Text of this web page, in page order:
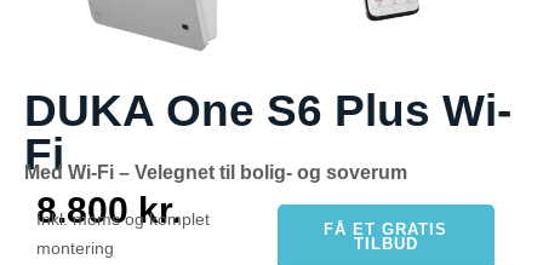
DUKA One S6 Plus Wi-
Fi
Med Wi-Fi – Velegnet til bolig- og soverum
8.800 kr.
Inkl. moms og komplet
montering
FÅ ET GRATIS
TILBUD